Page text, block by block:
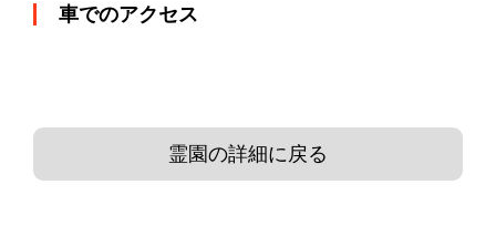
車でのアクセス
霊園の詳細に戻る